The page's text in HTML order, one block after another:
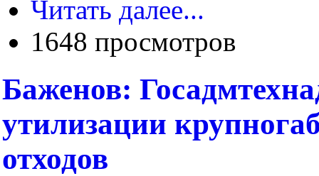
Читать далее...
1648 просмотров
Баженов:
утилизации
отходов